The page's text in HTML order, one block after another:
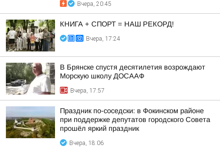
Вчера, 20:45
КНИГА + СПОРТ = НАШ РЕКОРД!
Вчера, 17:24
В Брянске спустя десятилетия возрождают
Морскую школу ДОСААФ
Вчера, 17:57
Праздник по-соседски: в Фокинском районе
при поддержке депутатов городского Совета
прошёл яркий праздник
Вчера, 18:06